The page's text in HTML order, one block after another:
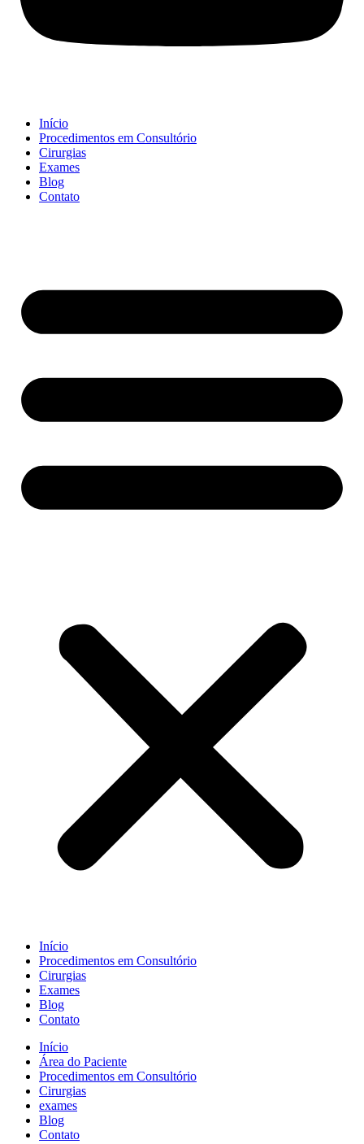
Início
Procedimentos em Consultório
Cirurgias
Exames
Blog
Contato
Início
Procedimentos em Consultório
Cirurgias
Exames
Blog
Contato
Início
Área do Paciente
Procedimentos em Consultório
Cirurgias
exames
Blog
Contato